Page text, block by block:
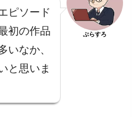
ピソード
初の作品
いなか、
と思いま
ぶらすろ